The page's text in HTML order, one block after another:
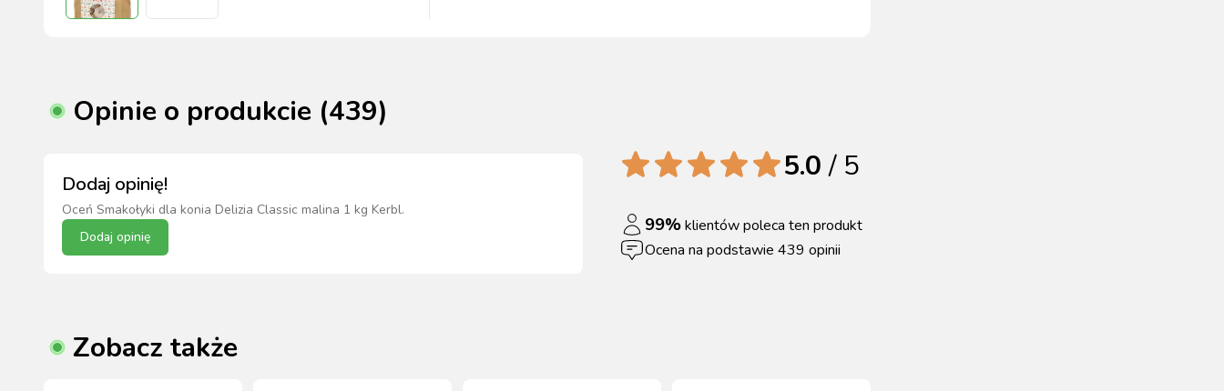
Opinie o produkcie (439)
Dodaj opinię!
Oceń Smakołyki dla konia Delizia Classic malina 1 kg Kerbl.
Dodaj opinię
5.0/ 5
99%klientów poleca ten produkt
Ocena na podstawie 439 opinii
Zobacz także